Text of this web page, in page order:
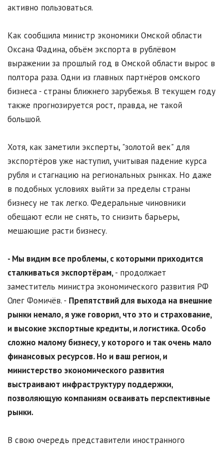
активно пользоваться.
Как сообщила министр экономики Омской области
Оксана Фадина, объём экспорта в рублёвом
выражении за прошлый год в Омской области вырос в
полтора раза. Одни из главных партнёров омского
бизнеса - страны ближнего зарубежья. В текущем году
также прогнозируется рост, правда, не такой
большой.
Хотя, как заметили эксперты, "золотой век" для
экспортёров уже наступил, учитывая падение курса
рубля и стагнацию на региональных рынках. Но даже
в подобных условиях выйти за пределы страны
бизнесу не так легко. Федеральные чиновники
обещают если не снять, то снизить барьеры,
мешающие расти бизнесу.
- Мы видим все проблемы, с которыми приходится
сталкиваться экспортёрам,- продолжает
заместитель министра экономического развития РФ
Олег Фомичёв. - Препятствий для выхода на внешние
рынки немало, я уже говорил, что это и страхование,
и высокие экспортные кредиты, и логистика. Особо
сложно малому бизнесу, у которого и так очень мало
финансовых ресурсов. Но и ваш регион, и
министерство экономического развития
выстраивают инфраструктуру поддержки,
позволяющую компаниям осваивать перспективные
рынки.
В свою очередь представители иностранного